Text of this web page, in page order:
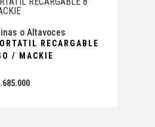
o Altavoces
RECARGABLE
/ MACKIE